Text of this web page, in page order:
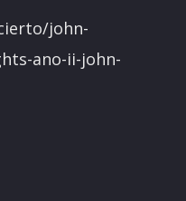
john-
ano-ii-john-